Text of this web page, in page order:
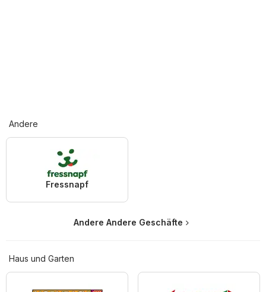
Andere
Fressnapf
Andere Andere Geschäfte
Haus und Garten